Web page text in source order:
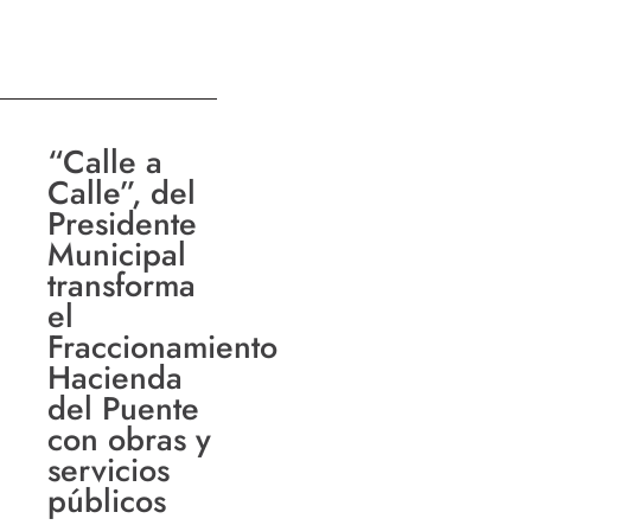
“Calle a
Calle”, del
Presidente
Municipal
transforma
el
Fraccionamiento
Hacienda
del Puente
con obras y
servicios
públicos